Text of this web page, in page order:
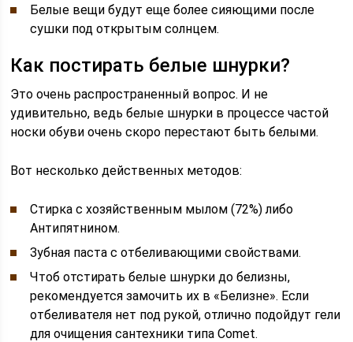
Белые вещи будут еще более сияющими после
сушки под открытым солнцем.
Как постирать белые шнурки?
Это очень распространенный вопрос. И не
удивительно, ведь белые шнурки в процессе частой
носки обуви очень скоро перестают быть белыми.
Вот несколько действенных методов:
Стирка с хозяйственным мылом (72%) либо
Антипятнином.
Зубная паста с отбеливающими свойствами.
Чтоб отстирать белые шнурки до белизны,
рекомендуется замочить их в «Белизне». Если
отбеливателя нет под рукой, отлично подойдут гели
для очищения сантехники типа Comet.